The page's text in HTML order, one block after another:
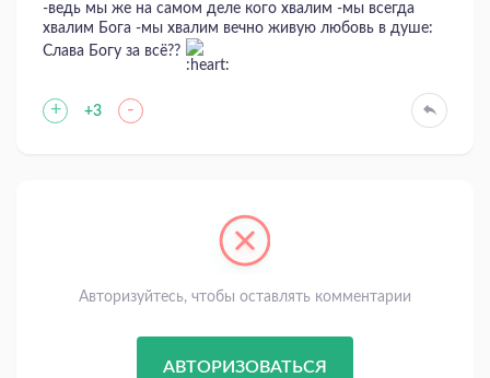
-ведь мы же на самом деле кого хвалим -мы всегда
хвалим Бога -мы хвалим вечно живую любовь в душе:
Слава Богу за всё??
+ +3 -
Авторизуйтесь, чтобы оставлять комментарии
АВТОРИЗОВАТЬСЯ